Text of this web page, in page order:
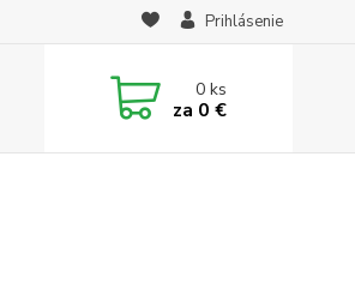
Prihlásenie
0ks
za 0 €